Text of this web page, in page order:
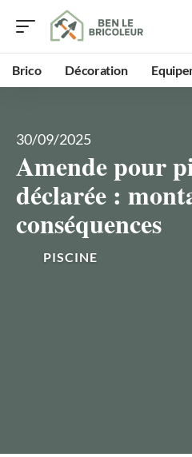
Brico Décoration
30/09/2025
Amende pour
déclarée :
conséquences
PISCINE